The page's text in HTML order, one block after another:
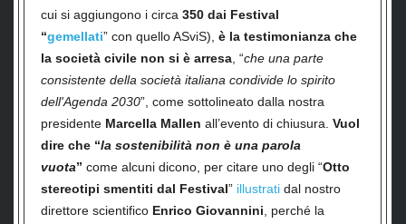
cui si aggiungono i circa 350 dai Festival
“gemellati” con quello ASviS), è la testimonianza che
la società civile non si è arresa, “che una parte
consistente della società italiana condivide lo spirito
dell'Agenda 2030”, come sottolineato dalla nostra
presidente Marcella Mallen all’evento di chiusura. Vuol
dire che “la sostenibilità non è una parola
vuota” come alcuni dicono, per citare uno degli “Otto
stereotipi smentiti dal Festival” illustratidal nostro
direttore scientifico Enrico Giovannini , perché la